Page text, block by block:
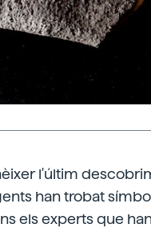
l'últim
han trobat
els experts que